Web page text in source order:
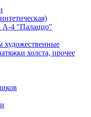
А-4 "Палаццо"
художественные
холста, прочее